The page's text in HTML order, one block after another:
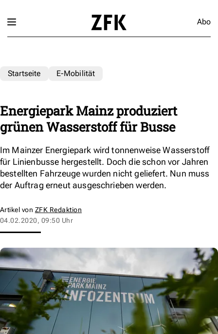
Abo
Startseite E-Mobilität
Energiepark Mainz produziert
grünen Wasserstoff für Busse
Im Mainzer Energiepark wird tonnenweise Wasserstoff
für Linienbusse hergestellt. Doch die schon vor Jahren
bestellten Fahrzeuge wurden nicht geliefert. Nun muss
der Auftrag erneut ausgeschrieben werden.
Artikel von ZFK Redaktion
04.02.2020, 09:50 Uhr